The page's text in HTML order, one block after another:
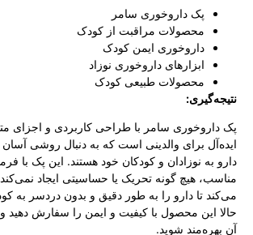
پک داروخوری سامر
محصولات مراقبت از کودک
داروخوری ایمن کودک
ابزارهای داروخوری نوزاد
محصولات طبیعی کودک
نتیجه‌گیری:
پک داروخوری سامر با طراحی کاربردی و اجزای
ایده‌آل برای والدینی است که به دنبال روشی
دارو به نوزادان و کودکان خود هستند. این پک با
مناسب، هیچ گونه تحریک یا حساسیتی ایجاد
می‌کند تا دارو را به طور دقیق و بدون دردسر به
حالا این محصول با کیفیت و ایمن را سفارش دهید
آن بهره‌مند شوید.